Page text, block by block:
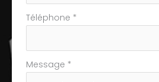
Téléphone *
Message *